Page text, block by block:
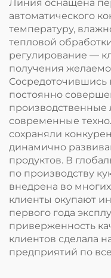
Линия оснащена
автоматического
температуру,
тепловой
регулирование —
получения
Сосредоточившись
постоянно
современные
сохраняли
динамично
продуктов. В
по производству
внедрена во
клиенты окупают
первого года
приверженность
клиентов сделала
предприятий по